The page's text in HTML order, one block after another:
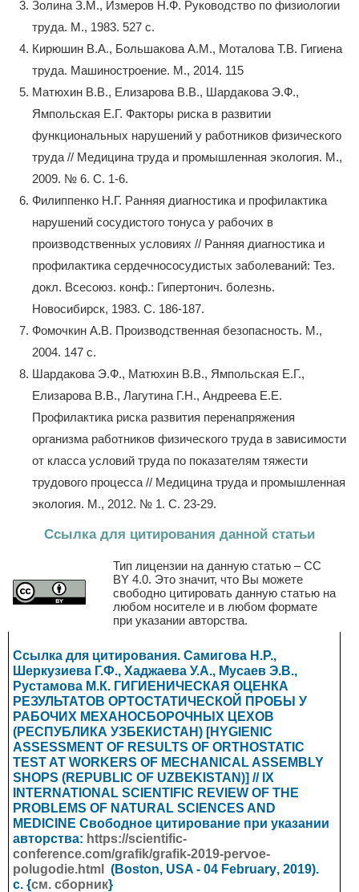
Золина З.М., Измеров Н.Ф. Руководство по физиологии
труда. М., 1983. 527 с.
Кирюшин В.А., Большакова А.М., Моталова Т.В. Гигиена
труда. Машиностроение. М., 2014. 115
Матюхин В.В., Елизарова В.В., Шардакова Э.Ф.,
Ямпольская Е.Г. Факторы риска в развитии
функциональных нарушений у работников физического
труда // Медицина труда и промышленная экология. М.,
2009. № 6. С. 1-6.
Филиппенко Н.Г. Ранняя диагностика и профилактика
нарушений сосудистого тонуса у рабочих в
производственных условиях // Ранняя диагностика и
профилактика сердечнососудистых заболеваний: Тез.
докл. Всесоюз. конф.: Гипертонич. болезнь.
Новосибирск, 1983. С. 186-187.
Фомочкин А.В. Производственная безопасность. М.,
2004. 147 с.
Шардакова Э.Ф., Матюхин В.В., Ямпольская Е.Г.,
Елизарова В.В., Лагутина Г.Н., Андреева Е.Е.
Профилактика риска развития перенапряжения
организма работников физического труда в зависимости
от класса условий труда по показателям тяжести
трудового процесса // Медицина труда и промышленная
экология. М., 2012. № 1. С. 23-29.
Ссылка для цитирования данной статьи
Тип лицензии на данную статью – CC
BY 4.0. Это значит, что Вы можете
свободно цитировать данную статью на
любом носителе и в любом формате
при указании авторства.
Ссылка для цитирования. Самигова Н.Р.,
Шеркузиева Г.Ф., Хаджаева У.А., Мусаев Э.В.,
Рустамова М.К. ГИГИЕНИЧЕСКАЯ ОЦЕНКА
РЕЗУЛЬТАТОВ ОРТОСТАТИЧЕСКОЙ ПРОБЫ У
РАБОЧИХ МЕХАНОСБОРОЧНЫХ ЦЕХОВ
(РЕСПУБЛИКА УЗБЕКИСТАН) [HYGIENIC
ASSESSMENT OF RESULTS OF ORTHOSTATIC
TEST AT WORKERS OF MECHANICAL ASSEMBLY
SHOPS (REPUBLIC OF UZBEKISTAN)] // IX
INTERNATIONAL SCIENTIFIC REVIEW OF THE
PROBLEMS OF NATURAL SCIENCES AND
MEDICINE Свободное цитирование при указании
авторства: https://scientific-
conference.com/grafik/grafik-2019-pervoe-
polugodie.html
(Boston, USA - 04 February, 2019).
с. {см. сборник}